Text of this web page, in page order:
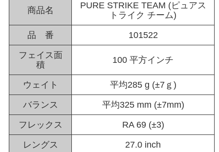
商品名
PURE STRIKE TEAM (ピュアス
トライク チーム)
品 番 101522
フェイス面
積
100 平方インチ
ウェイト 平均285 g (±7ｇ)
バランス 平均325 mm (±7mm)
フレックス RA 69 (±3)
レングス 27.0 inch